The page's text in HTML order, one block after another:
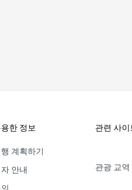
한 정보
계획하기
안내
관련 사
관광 교역